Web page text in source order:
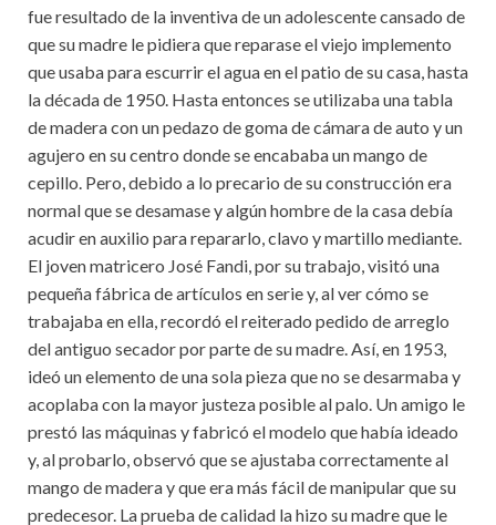
fue resultado de la inventiva de un adolescente cansado de
que su madre le pidiera que reparase el viejo implemento
que usaba para escurrir el agua en el patio de su casa, hasta
la década de 1950. Hasta entonces se utilizaba una tabla
de madera con un pedazo de goma de cámara de auto y un
agujero en su centro donde se encababa un mango de
cepillo. Pero, debido a lo precario de su construcción era
normal que se desamase y algún hombre de la casa debía
acudir en auxilio para repararlo, clavo y martillo mediante.
El joven matricero José Fandi, por su trabajo, visitó una
pequeña fábrica de artículos en serie y, al ver cómo se
trabajaba en ella, recordó el reiterado pedido de arreglo
del antiguo secador por parte de su madre. Así, en 1953,
ideó un elemento de una sola pieza que no se desarmaba y
acoplaba con la mayor justeza posible al palo. Un amigo le
prestó las máquinas y fabricó el modelo que había ideado
y, al probarlo, observó que se ajustaba correctamente al
mango de madera y que era más fácil de manipular que su
predecesor. La prueba de calidad la hizo su madre que le